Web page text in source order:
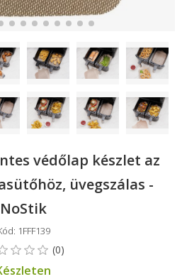
védőlap készlet az
üvegszálas -
NoStik
1FFF139